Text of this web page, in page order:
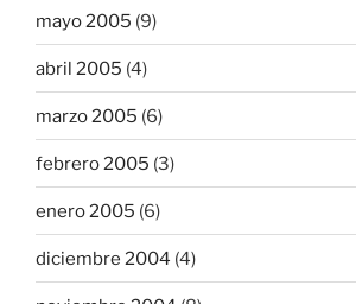
mayo 2005 (9)
abril 2005 (4)
marzo 2005 (6)
febrero 2005 (3)
enero 2005 (6)
diciembre 2004 (4)